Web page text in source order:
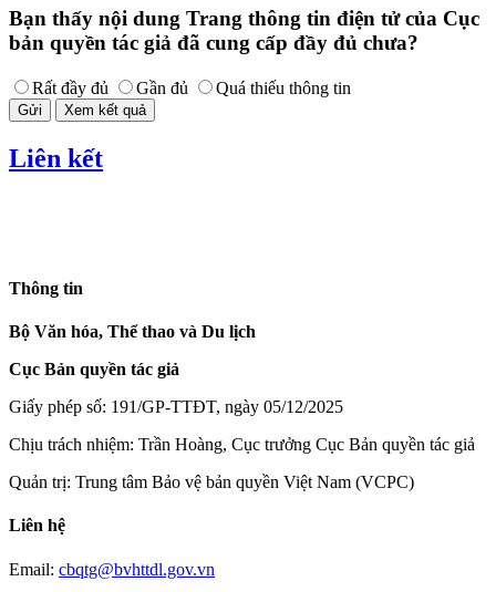
Bạn thấy nội dung Trang thông tin điện tử của Cục
bản quyền tác giả đã cung cấp đầy đủ chưa?
Rất đầy đủ Gần đủ Quá thiếu thông tin
Gửi Xem kết quả
Liên kết
Thông tin
Bộ Văn hóa, Thể thao và Du lịch
Cục Bản quyền tác giả
Giấy phép số: 191/GP-TTĐT, ngày 05/12/2025
Chịu trách nhiệm: Trần Hoàng, Cục trưởng Cục Bản quyền tác giả
Quản trị: Trung tâm Bảo vệ bản quyền Việt Nam (VCPC)
Liên hệ
Email: cbqtg@bvhttdl.gov.vn